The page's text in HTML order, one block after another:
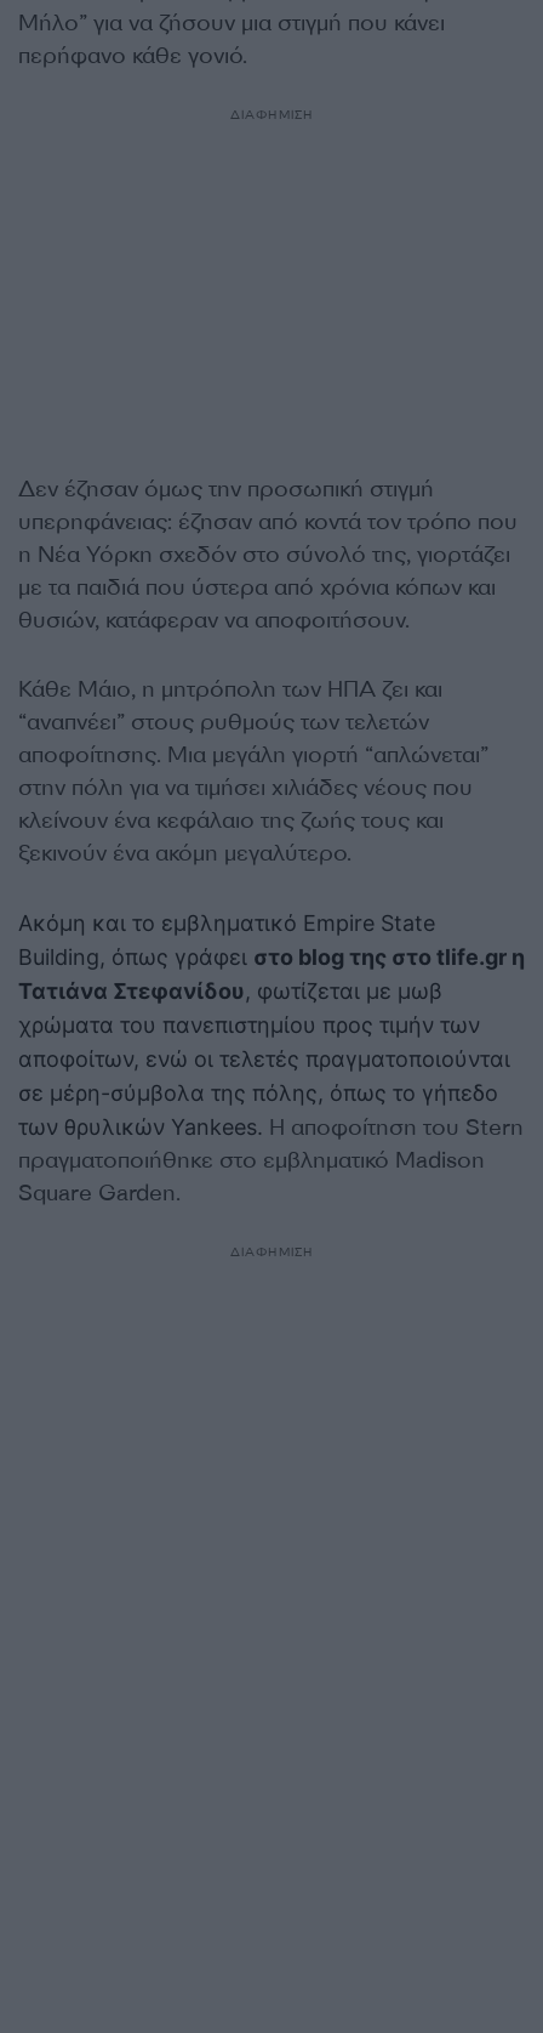
Μήλο” για να ζήσουν μια στιγμή που κάνει
περήφανο κάθε γονιό.
ΔΙΑΦΗΜΙΣΗ
Δεν έζησαν όμως την προσωπική στιγμή
υπερηφάνειας: έζησαν από κοντά τον τρόπο που
η Νέα Υόρκη σχεδόν στο σύνολό της, γιορτάζει
με τα παιδιά που ύστερα από χρόνια κόπων και
θυσιών, κατάφεραν να αποφοιτήσουν.
Κάθε Μάιο, η μητρόπολη των ΗΠΑ ζει και
“αναπνέει” στους ρυθμούς των τελετών
αποφοίτησης. Μια μεγάλη γιορτή “απλώνεται”
στην πόλη για να τιμήσει χιλιάδες νέους που
κλείνουν ένα κεφάλαιο της ζωής τους και
ξεκινούν ένα ακόμη μεγαλύτερο.
Ακόμη και το εμβληματικό Empire State
Building, όπως γράφει στο blog της στο tlife.gr η
Τατιάνα Στεφανίδου, φωτίζεται με μωβ
χρώματα του πανεπιστημίου προς τιμήν των
αποφοίτων, ενώ οι τελετές πραγματοποιούνται
σε μέρη-σύμβολα της πόλης, όπως το γήπεδο
των θρυλικών Yankees. Η αποφοίτηση του Stern
πραγματοποιήθηκε στο εμβληματικό Madison
Square Garden.
ΔΙΑΦΗΜΙΣΗ